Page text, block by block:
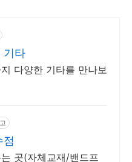
기타
다양한 기타를 만나보
점
곳(자체교재/밴드프